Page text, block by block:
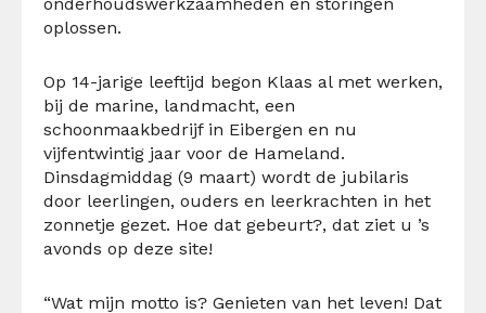
oplossen.
Op 14-jarige leeftijd begon Klaas al met werken,
bij de marine, landmacht, een
schoonmaakbedrijf in Eibergen en nu
vijfentwintig jaar voor de Hameland.
Dinsdagmiddag (9 maart) wordt de jubilaris
door leerlingen, ouders en leerkrachten in het
zonnetje gezet. Hoe dat gebeurt?, dat ziet u ’s
avonds op deze site!
“Wat mijn motto is? Genieten van het leven! Dat